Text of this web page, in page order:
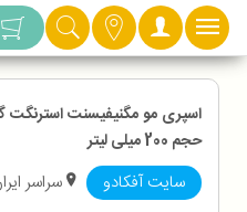
دسته بندی
حجم 200 میلی لیتر
سایت آفکادو سراسر